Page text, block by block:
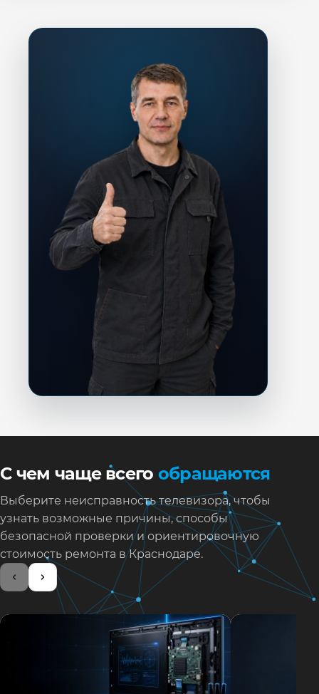
С чем чаще всего обращаются
Выберите неисправность телевизора, чтобы
узнать возможные причины, способы
безопасной проверки и ориентировочную
стоимость ремонта в Краснодаре.